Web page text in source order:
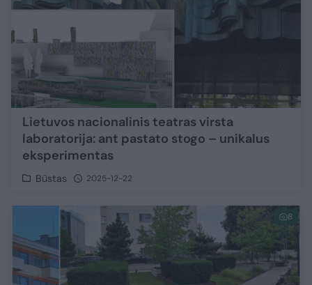
Lietuvos nacionalinis teatras virsta
laboratorija: ant pastato stogo – unikalus
eksperimentas
Būstas 2025-12-22
8